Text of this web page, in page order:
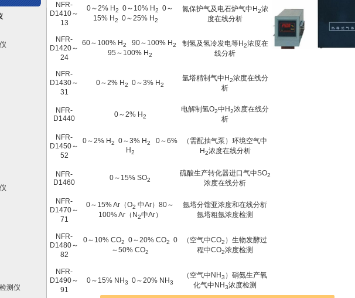
测仪
NFR-
D1410～
13
0～2% H2 0～10% H2
0～
15% H2 0～25% H2
氮保护气及电石炉气中H2浓
度在线分析
NFR-
D1420～
24
60～100% H2 90～100% H2
95～100% H2
制氢及氢冷发电等H2浓度在
线分析
NFR-
D1430～
31
0～2% H2 0～3% H2
氩塔精制气中H2浓度在线分
析
NFR-
D1440
0～2% H2
电解制氢O2中H2浓度在线分
析
NFR-
D1450～
52
0～2% H2 0～3% H2
0～6%
H2
（需配抽气泵）环境空气中
H2浓度在线分析
NFR-
D1460
0～15% SO2
硫酸生产转化器进口气中SO2
浓度在线分析
NFR-
D1470～
71
0～15% Ar（O2 中Ar）80～
100% Ar（N2中Ar）
氩塔分馏亚浓度和在线分析
氩塔粗氩浓度检测
NFR-
D1480～
82
0～10% CO2 0～20% CO2
0
～50% CO2
（空气中CO2 ）生物发酵过
程中CO2浓度检测
NFR-
D1490～
91
0～15% NH3 0～20% NH3
（空气中NH3 ）硝氨生产氧
化气中NH3浓度检测